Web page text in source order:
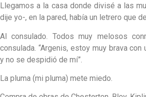
Llegamos a la casa donde divisé a las
dije yo-, en la pared, había un letrero que
Al consulado. Todos muy melosos
consulada. “Argenis, estoy muy brava
y no se despidió de mí”.
La pluma (mi pluma) mete miedo.